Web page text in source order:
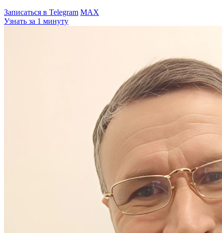
Записаться в Telegram MAX
Узнать за 1 минуту